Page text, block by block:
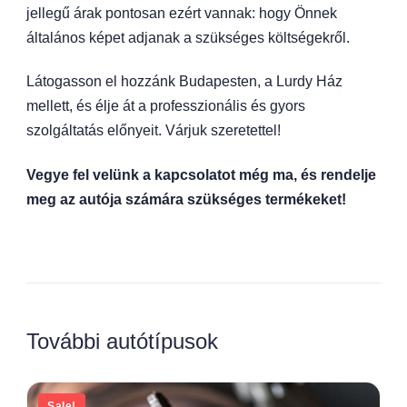
jellegű árak pontosan ezért vannak: hogy Önnek
általános képet adjanak a szükséges költségekről.
Látogasson el hozzánk Budapesten, a Lurdy Ház
mellett, és élje át a professzionális és gyors
szolgáltatás előnyeit. Várjuk szeretettel!
Vegye fel velünk a kapcsolatot még ma, és rendelje
meg az autója számára szükséges termékeket!
További autótípusok